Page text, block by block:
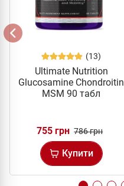
(13)
Ultimate Nutrition
Glucosamine Chondroitin
MSM 90 табл
755 грн 786 грн
Купити